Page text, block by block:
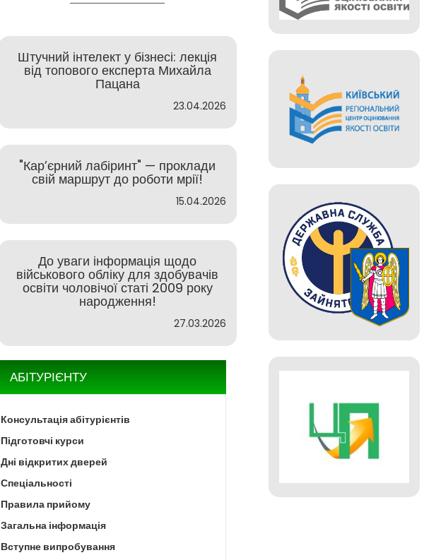
Штучний інтелект у бізнесі: лекція
від топового експерта Михайла
Пацана
23.04.2026
"Кар’єрний лабіринт" — проклади
свій маршрут до роботи мрії!
15.04.2026
До уваги інформація щодо
військового обліку для здобувачів
освіти чоловічої статі 2009 року
народження!
27.03.2026
АБІТУРІЄНТУ
Консультація абітурієнтів
Підготовчі курси
Дні відкритих дверей
Спеціальності
Правила прийому
Загальна інформація
Вступне випробування